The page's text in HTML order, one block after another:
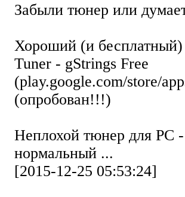
Забыли тюнер или
Хороший (и
Tuner - gStrings Free
(play.google.com/store/
(опробован!!!)
Неплохой тюнер для РС
нормальный ...
[2015-12-25 05:53:24]